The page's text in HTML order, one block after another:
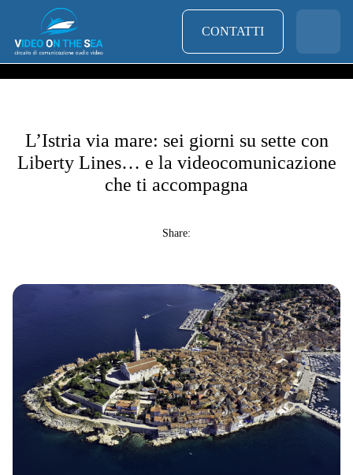
CONTATTI
L’Istria via mare: sei giorni su sette con
Liberty Lines… e la videocomunicazione
che ti accompagna
Share: